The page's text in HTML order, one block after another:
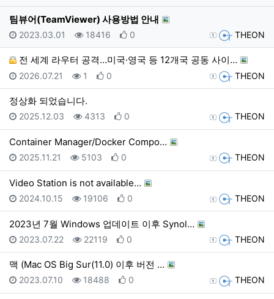
팀뷰어(TeamViewer) 사용방법 안내
등록자 THEON
등록일
2023.03.01 조회
18416 추천
0
전 세계 라우터 공격…미국·영국 등 12개국 공동 사이…
등록자 THEON
등록일
2026.07.21 조회
1 추천
0
정상화 되었습니다.
등록자 THEON
등록일
2025.12.03 조회
4313 추천
0
Container Manager/Docker Compo…
등록자 THEON
등록일
2025.11.21 조회
5103 추천
0
Video Station is not available…
등록자 THEON
등록일
2024.10.15 조회
19106 추천
0
2023년 7월 Windows 업데이트 이후 Synol…
등록자 THEON
등록일
2023.07.22 조회
22119 추천
0
맥 (Mac OS Big Sur(11.0) 이후 버전 …
등록자 THEON
등록일
2023.07.10 조회
18488 추천
0